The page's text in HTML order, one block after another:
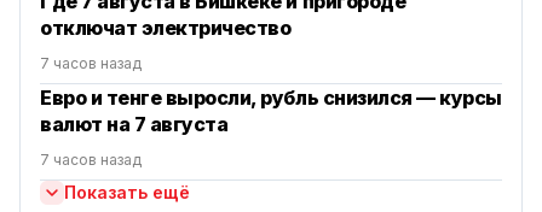
отключат электричество
7 часов назад
Евро и тенге выросли, рубль снизился — курсы
валют на 7 августа
7 часов назад
Показать ещё